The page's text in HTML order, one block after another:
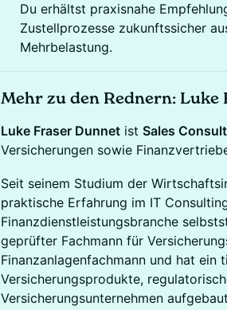
Du erhältst praxisnahe
Zustellprozesse zukunftssicher
Mehrbelastung.
Mehr zu den Rednern: Luke
Luke Fraser Dunnet ist Sales
Versicherungen sowie
Seit seinem Studium der
praktische Erfahrung im IT
Finanzdienstleistungsbranche
geprüfter Fachmann für
Finanzanlagenfachmann und hat ein
Versicherungsprodukte,
Versicherungsunternehmen